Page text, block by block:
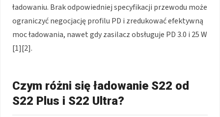
ładowaniu. Brak odpowiedniej specyfikacji przewodu może
ograniczyć negocjację profilu PD i zredukować efektywną
moc ładowania, nawet gdy zasilacz obsługuje PD 3.0 i 25 W
[1][2].
Czym różni się ładowanie S22 od
S22 Plus i S22 Ultra?